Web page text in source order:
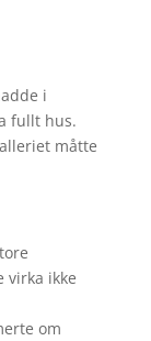
i
fullt hus.
måtte
virka ikke
om